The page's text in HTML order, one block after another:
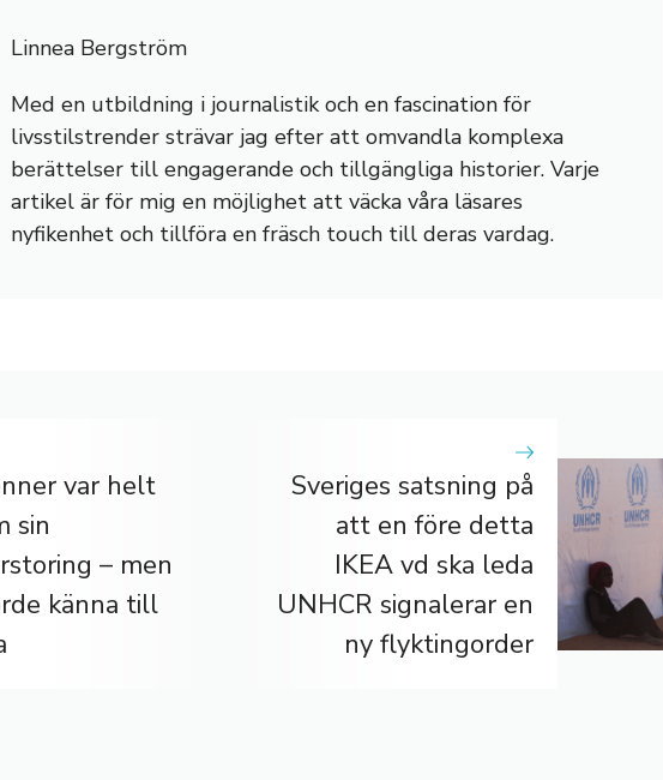
Linnea Bergström
Med en utbildning i journalistik och en fascination för
livsstilstrender strävar jag efter att omvandla komplexa
berättelser till engagerande och tillgängliga historier. Varje
artikel är för mig en möjlighet att väcka våra läsares
nyfikenhet och tillföra en fräsch touch till deras vardag.
var helt
sin
– men
känna till
Sveriges satsning på
att en före detta
IKEA vd ska leda
UNHCR signalerar en
ny flyktingorder